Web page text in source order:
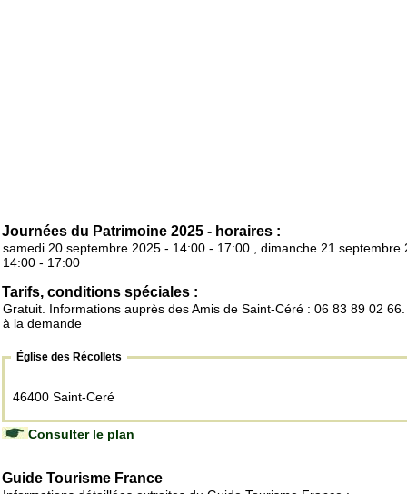
Journées du Patrimoine 2025 - horaires :
samedi 20 septembre 2025 - 14:00 - 17:00 , dimanche 21 septembre
14:00 - 17:00
Tarifs, conditions spéciales :
Gratuit. Informations auprès des Amis de Saint-Céré : 06 83 89 02
à la demande
Église des Récollets
46400 Saint-Ceré
Consulter le plan
Guide Tourisme France